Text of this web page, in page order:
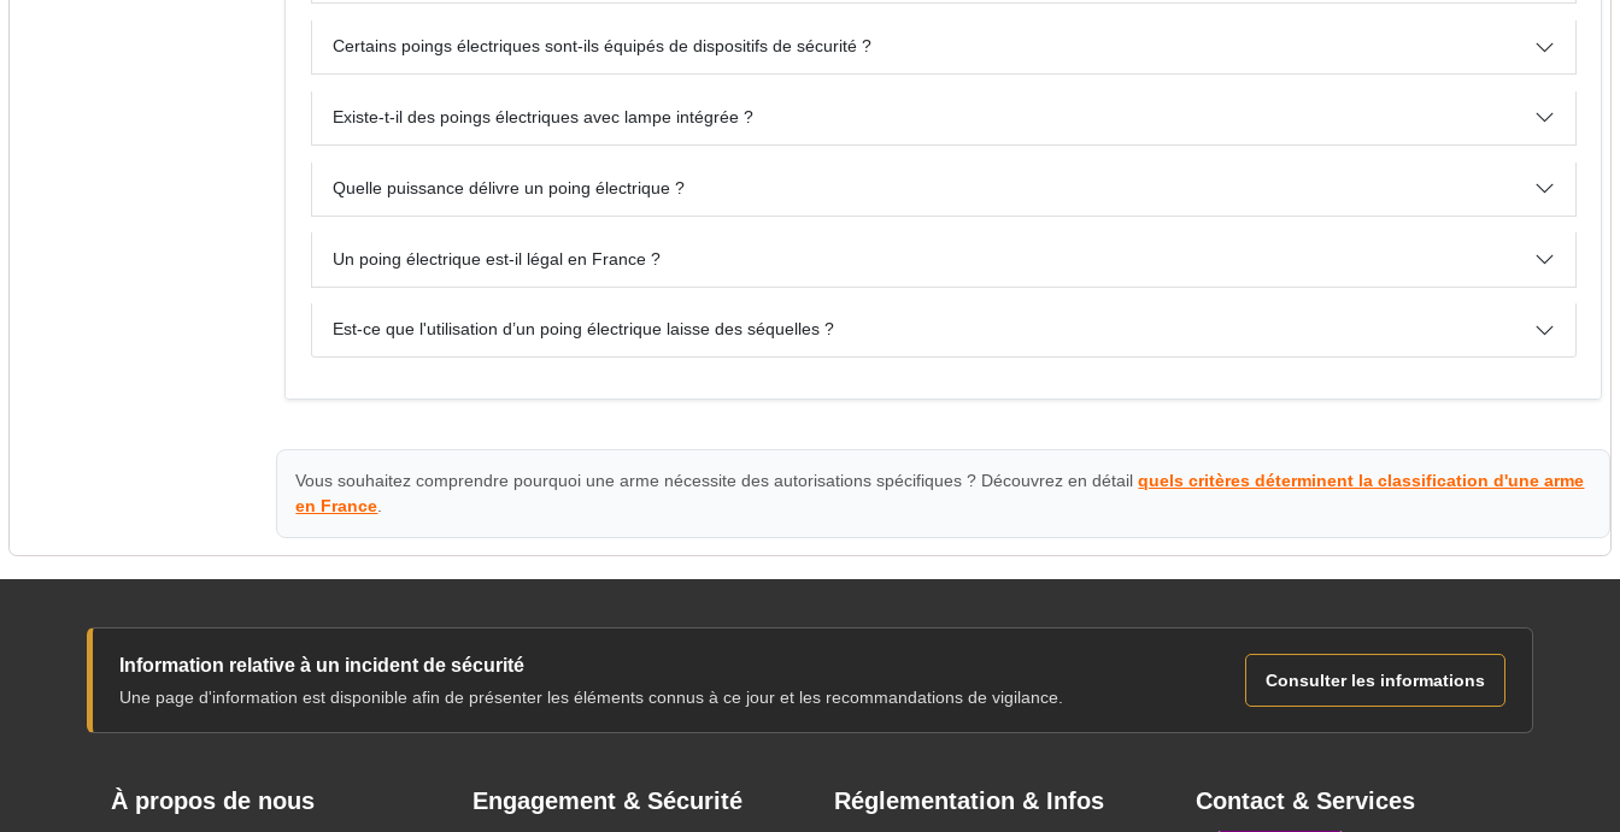
Certains poings électriques sont-ils équipés de dispositifs de sécurité ?
Existe-t-il des poings électriques avec lampe intégrée ?
Quelle puissance délivre un poing électrique ?
Un poing électrique est-il légal en France ?
Est-ce que l'utilisation d’un poing électrique laisse des séquelles ?
Vous souhaitez comprendre pourquoi une arme nécessite des autorisations spécifiques ? Découvrez en détailquels critères déterminent la classification d'une arme
en France
Information relative à un incident de sécurité
Une page d'information est disponible afin de présenter les éléments connus à ce jour et les recommandations de vigilance.
Consulter les informations
À propos de nous Engagement & Sécurité Réglementation & Infos Contact & Services